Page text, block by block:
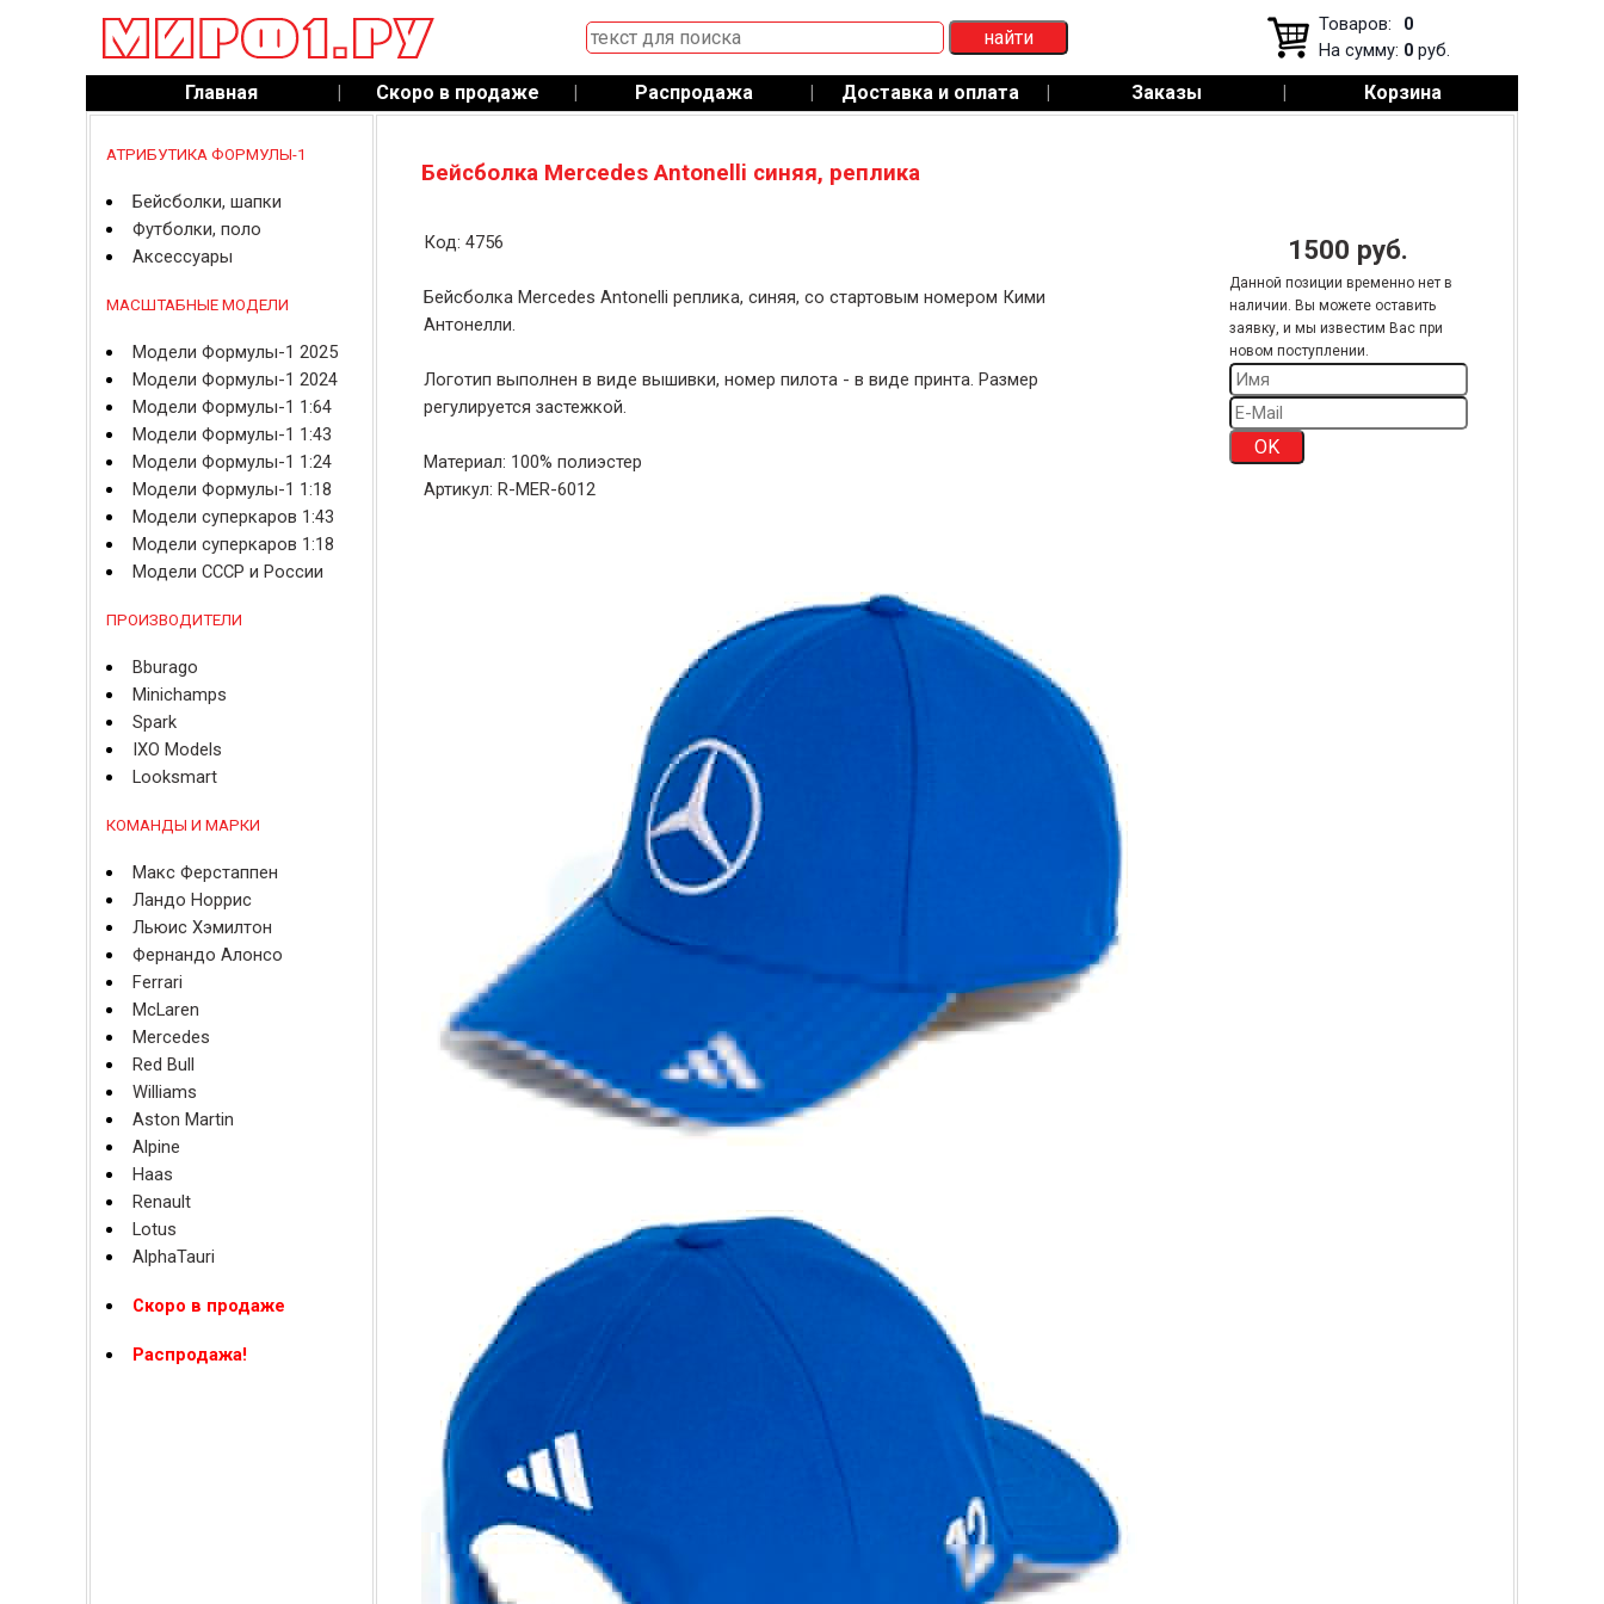
Товаров:
0
На сумму: 0 руб.
Главная | Скоро в продаже | Распродажа | Доставка и оплата | Заказы | Корзина
АТРИБУТИКА ФОРМУЛЫ-1
Бейсболки, шапки
Футболки, поло
Аксессуары
МАСШТАБНЫЕ МОДЕЛИ
Модели Формулы-1 2025
Модели Формулы-1 2024
Модели Формулы-1 1:64
Модели Формулы-1 1:43
Модели Формулы-1 1:24
Модели Формулы-1 1:18
Модели суперкаров 1:43
Модели суперкаров 1:18
Модели СССР и России
ПРОИЗВОДИТЕЛИ
Bburago
Minichamps
Spark
IXO Models
Looksmart
КОМАНДЫ И МАРКИ
Макс Ферстаппен
Ландо Норрис
Льюис Хэмилтон
Фернандо Алонсо
Ferrari
McLaren
Mercedes
Red Bull
Williams
Aston Martin
Alpine
Haas
Renault
Lotus
AlphaTauri
Скоро в продаже
Распродажа!
Бейсболка Mercedes Antonelli синяя, реплика
Код: 4756
Бейсболка Mercedes Antonelli реплика, синяя, со стартовым номером Кими
Антонелли.
Логотип выполнен в виде вышивки, номер пилота - в виде принта. Размер
регулируется застежкой.
Материал: 100% полиэстер
Артикул: R-MER-6012
1500 руб.
Данной позиции временно нет в
наличии. Вы можете оставить
заявку, и мы известим Вас при
новом поступлении.